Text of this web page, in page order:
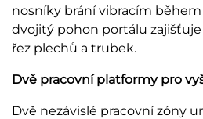
nosníky brání vibracím
dvojitý pohon portálu
řez plechů a trubek.
Dvě pracovní platformy pro
Dvě nezávislé pracovní zóny